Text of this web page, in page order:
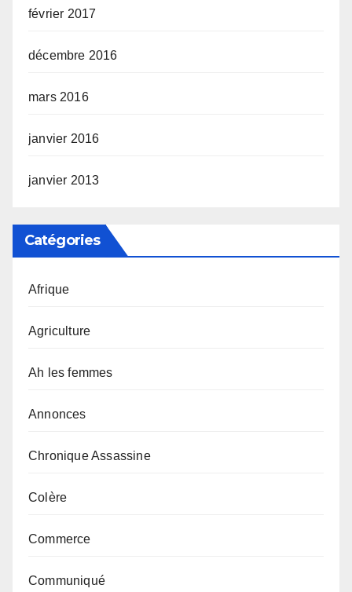
février 2017
décembre 2016
mars 2016
janvier 2016
janvier 2013
Catégories
Afrique
Agriculture
Ah les femmes
Annonces
Chronique Assassine
Colère
Commerce
Communiqué